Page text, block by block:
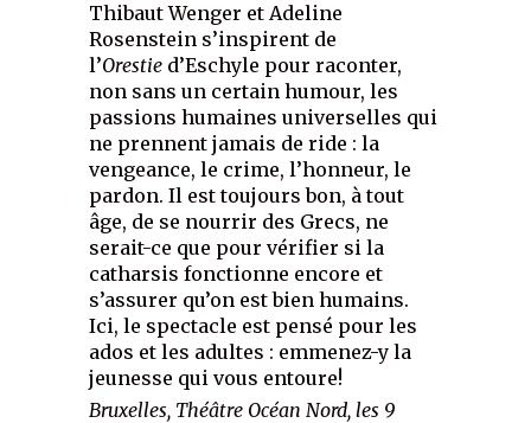
Thibaut Wenger et Adeline
Rosenstein s’inspirent de
l’Orestie d’Eschyle pour raconter,
non sans un certain humour, les
passions humaines universelles qui
ne prennent jamais de ride : la
vengeance, le crime, l’honneur, le
pardon. Il est toujours bon, à tout
âge, de se nourrir des Grecs, ne
serait-ce que pour vérifier si la
catharsis fonctionne encore et
s’assurer qu’on est bien humains.
Ici, le spectacle est pensé pour les
ados et les adultes : emmenez-y la
jeunesse qui vous entoure!
Bruxelles, Théâtre Océan Nord, les 9